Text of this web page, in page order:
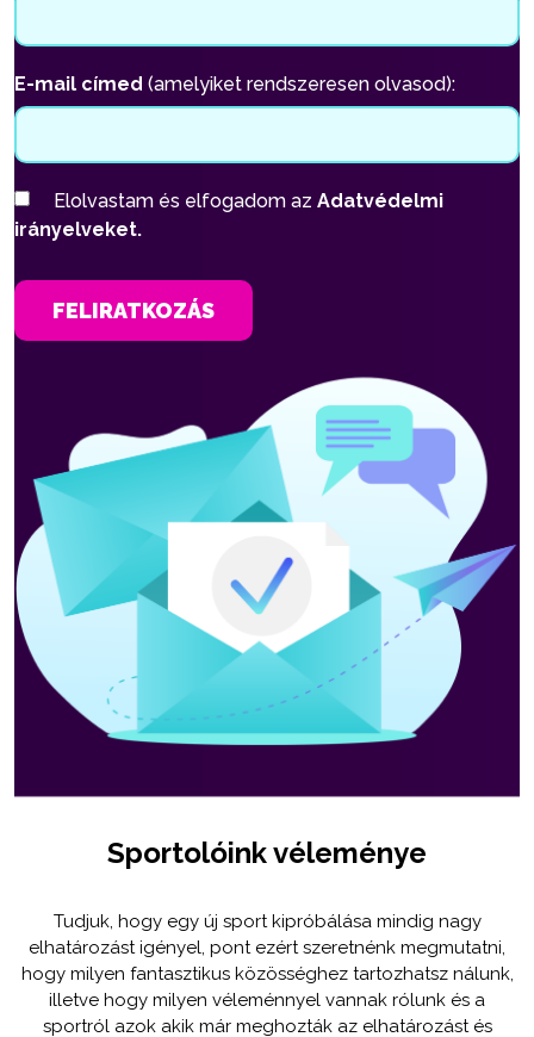
E-mail címed (amelyiket rendszeresen olvasod):
Elolvastam és elfogadom az Adatvédelmi
irányelveket.
FELIRATKOZÁS
Sportolóink véleménye
Tudjuk, hogy egy új sport kipróbálása mindig nagy
elhatározást igényel, pont ezért szeretnénk megmutatni,
hogy milyen fantasztikus közösséghez tartozhatsz nálunk,
illetve hogy milyen véleménnyel vannak rólunk és a
sportról azok akik már meghozták az elhatározást és